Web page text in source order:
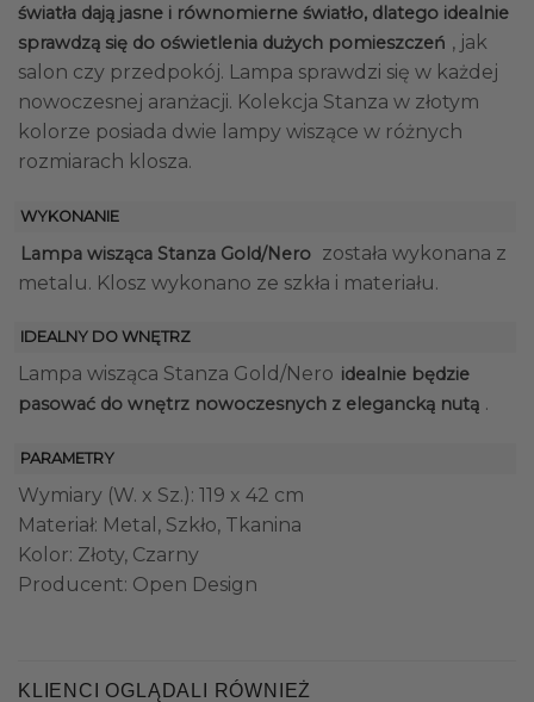
światła dają jasne i równomierne światło, dlatego idealnie
sprawdzą się do oświetlenia dużych pomieszczeń , jak
salon czy przedpokój. Lampa sprawdzi się w każdej
nowoczesnej aranżacji. Kolekcja Stanza w złotym
kolorze posiada dwie lampy wiszące w różnych
rozmiarach klosza.
WYKONANIE
Lampa wisząca Stanza Gold/Nero została wykonana z
metalu. Klosz wykonano ze szkła i materiału.
IDEALNY DO WNĘTRZ
Lampa wisząca Stanza Gold/Nero idealnie będzie
pasować do wnętrz nowoczesnych z elegancką nutą .
PARAMETRY
Wymiary (W. x Sz.): 119 x 42 cm
Materiał: Metal, Szkło, Tkanina
Kolor: Złoty, Czarny
Producent: Open Design
KLIENCI OGLĄDALI RÓWNIEŻ